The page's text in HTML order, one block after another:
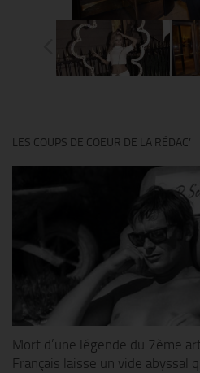
LES COUPS DE COEUR DE LA RÉDAC’
Mort d’une légende du 7ème
Français laisse un vide abyssal